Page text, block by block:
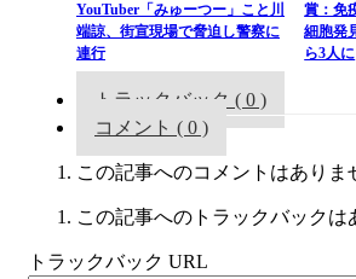
YouTuber「みゅーつー」こと川
端諒、街宣現場で脅迫し警察に
連行
賞：免
細胞発
ら3人に
トラックバック ( 0 )
コメント ( 0 )
この記事へのコメントはありま
この記事へのトラックバックは
トラックバック URL